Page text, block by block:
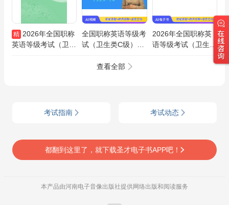
精 2026年全国职称
英语等级考试（卫生
全国职称英语等级考
试（卫生类C级）真
2026年全国职称英
语等级考试（卫生类
题＋章节题库＋模拟
查看全部
考试指南 考试动态
都翻到这里了，就下载圣才电子书APP吧！
本产品由河南电子音像出版社提供网络出版和阅读服务